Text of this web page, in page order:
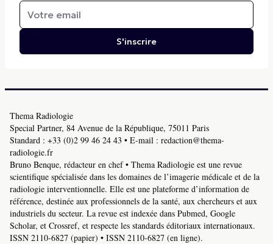
S'inscrire
Thema Radiologie
Special Partner, 84 Avenue de la République, 75011 Paris
Standard : +33 (0)2 99 46 24 43 • E-mail : redaction@thema-
radiologie.fr
Bruno Benque, rédacteur en chef • Thema Radiologie est une revue
scientifique spécialisée dans les domaines de l’imagerie médicale et de la
radiologie interventionnelle. Elle est une plateforme d’information de
référence, destinée aux professionnels de la santé, aux chercheurs et aux
industriels du secteur. La revue est indexée dans Pubmed, Google
Scholar, et Crossref, et respecte les standards éditoriaux internationaux.
ISSN 2110-6827 (papier) • ISSN 2110-6827 (en ligne).